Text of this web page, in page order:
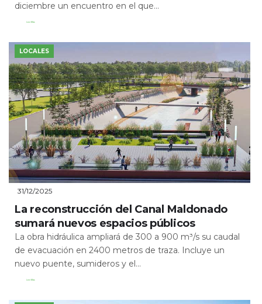
diciembre un encuentro en el que...
Leer Más
LOCALES
31/12/2025
La reconstrucción del Canal Maldonado
sumará nuevos espacios públicos
La obra hidráulica ampliará de 300 a 900 m³/s su caudal
de evacuación en 2400 metros de traza. Incluye un
nuevo puente, sumideros y el...
Leer Más